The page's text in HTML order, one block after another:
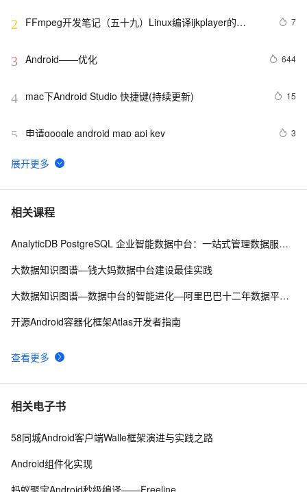
2
FFmpeg开发笔记（五十九）Linux编译ijkplayer的
7
3 Android——优化 644
4 mac下Android Studio 快捷键(持续更新) 15
5 申请google android map api key 3
6 Android 中文API （68） —— BluetoothClass.Service
7 4.2、Android Studio压缩你的代码和资源
8 【Android  学习】小知识Notification的新旧用法 594
10Android系统如何管理自己内存的？
相关课程
查看更多
AnalyticDB PostgreSQL 企业智能数据中台：一站式管理数据服务资产
大数据知识图谱—钱大妈数据中台建设最佳实践
大数据知识图谱—数据中台的智能进化—阿里巴巴十二年数据平台发展历程
开源Android容器化框架Atlas开发者指南
相关电子书
58同城Android客户端Walle框架演进与实践之路
Android组件化实现
蚂蚁聚宝Android秒级编译——Freeline